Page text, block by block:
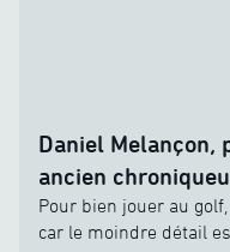
Daniel Melançon,
ancien
Pour bien jouer au
car le moindre détail